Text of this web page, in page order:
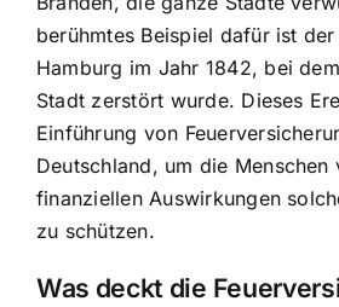
berühmtes Beispiel dafür ist
Hamburg im Jahr 1842, bei
Stadt zerstört wurde. Dieses
Einführung von
Deutschland, um die Menschen
finanziellen Auswirkungen
zu schützen.
Was deckt die